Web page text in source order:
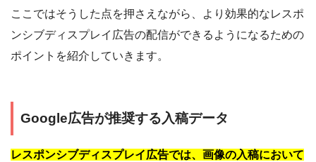
ここではそうした点を押さえながら、より効果的なレスポ
ンシブディスプレイ広告の配信ができるようになるための
ポイントを紹介していきます。
Google広告が推奨する入稿データ
レスポンシブディスプレイ広告では、画像の入稿において